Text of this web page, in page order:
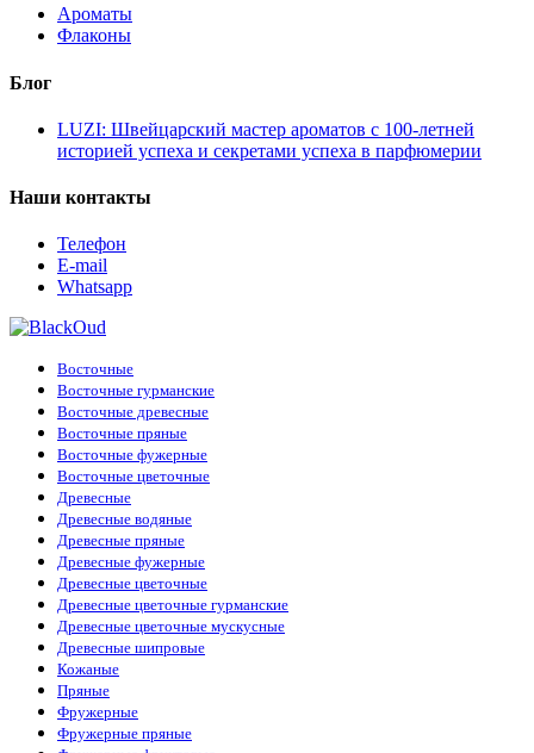
Ароматы
Флаконы
Блог
LUZI: Швейцарский мастер ароматов с 100-летней
историей успеха и секретами успеха в парфюмерии
Наши контакты
Телефон
E-mail
Whatsapp
Восточные
Восточные гурманские
Восточные древесные
Восточные пряные
Восточные фужерные
Восточные цветочные
Древесные
Древесные водяные
Древесные пряные
Древесные фужерные
Древесные цветочные
Древесные цветочные гурманские
Древесные цветочные мускусные
Древесные шипровые
Кожаные
Пряные
Фружерные
Фружерные пряные